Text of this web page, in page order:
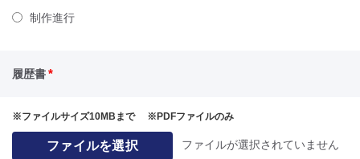
制作進行
履歴書*
※ファイルサイズ10MBまで ※PDFファイルのみ
ファイルを選択 ファイルが選択されていません